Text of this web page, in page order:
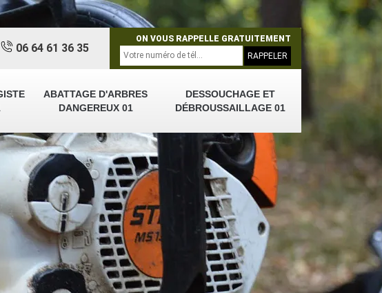
ABATTAGE D'ARBRES
DANGEREUX 01
DESSOUCHAGE ET
DÉBROUSSAILLAGE 01
06 64 61 36 35
ON VOUS RAPPELLE GRATUITEMENT